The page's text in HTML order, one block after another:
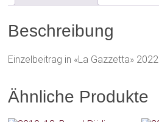
Beschreibung
Einzelbeitrag in «La Gazzetta» 2022
Ähnliche Produkte